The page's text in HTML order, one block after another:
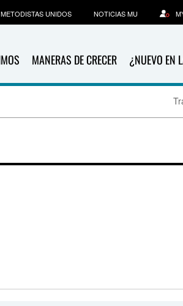
MANERAS DE CRECER ¿NUEVO EN
UNIDOS NOTICIAS MU